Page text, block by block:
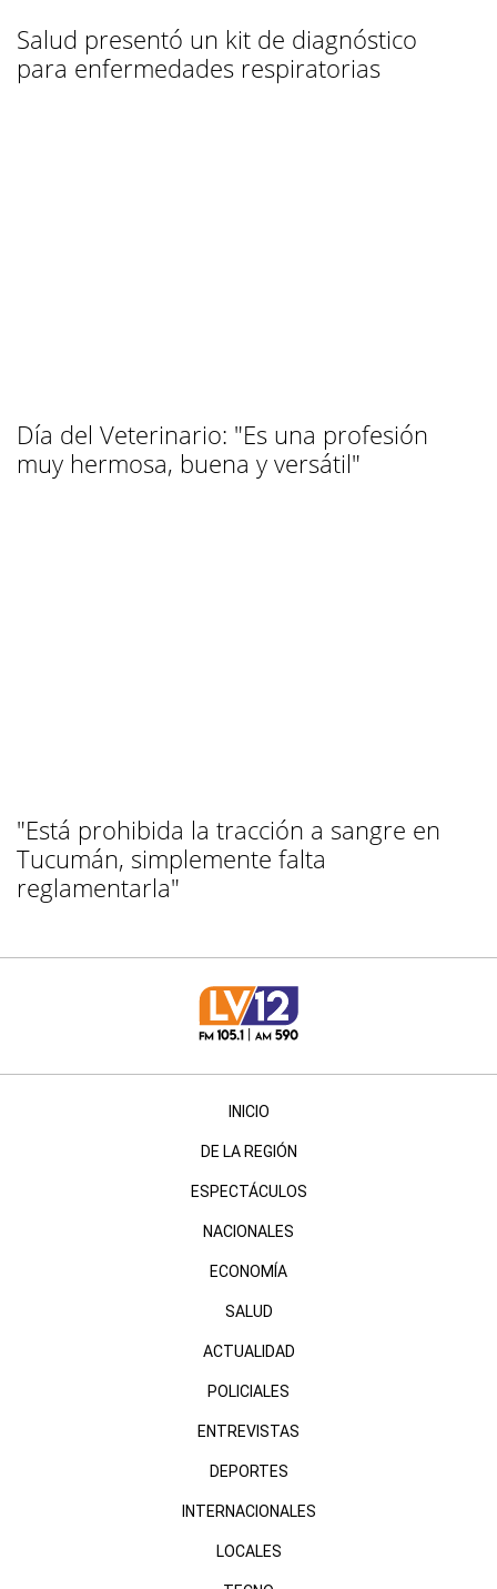
Salud presentó un kit de diagnóstico
para enfermedades respiratorias
Día del Veterinario: "Es una profesión
muy hermosa, buena y versátil"
"Está prohibida la tracción a sangre en
Tucumán, simplemente falta
reglamentarla"
INICIO
DE LA REGIÓN
ESPECTÁCULOS
NACIONALES
ECONOMÍA
SALUD
ACTUALIDAD
POLICIALES
ENTREVISTAS
DEPORTES
INTERNACIONALES
LOCALES